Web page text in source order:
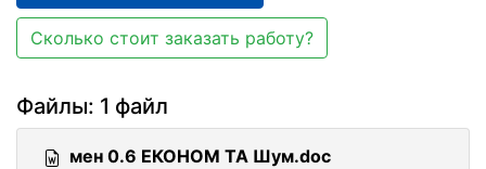
Сколько стоит заказать работу?
Файлы: 1 файл
мен 0.6 ЕКОНОМ ТА Шум.doc